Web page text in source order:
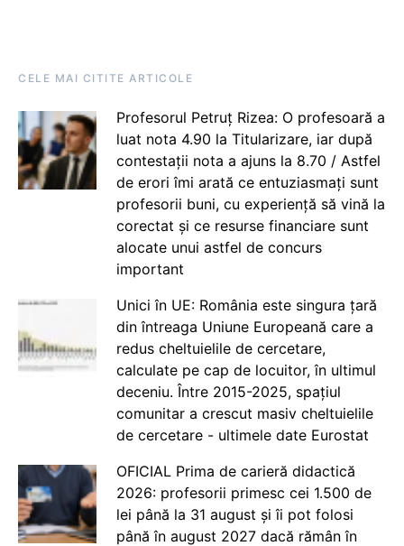
CELE MAI CITITE ARTICOLE
Profesorul Petruț Rizea: O profesoară a
luat nota 4.90 la Titularizare, iar după
contestații nota a ajuns la 8.70 / Astfel
de erori îmi arată ce entuziasmați sunt
profesorii buni, cu experiență să vină la
corectat și ce resurse financiare sunt
alocate unui astfel de concurs
important
Unici în UE: România este singura țară
din întreaga Uniune Europeană care a
redus cheltuielile de cercetare,
calculate pe cap de locuitor, în ultimul
deceniu. Între 2015-2025, spațiul
comunitar a crescut masiv cheltuielile
de cercetare - ultimele date Eurostat
OFICIAL Prima de carieră didactică
2026: profesorii primesc cei 1.500 de
lei până la 31 august și îi pot folosi
până în august 2027 dacă rămân în